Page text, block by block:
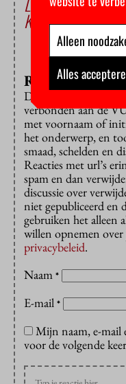
Kamernood raakt
Reageren?
Dat is alleen mogelijk
verbonden aan de
met voornaam of
het onderwerp, en
smaad, schelden en
Reacties met url’s
spam en dan
discussie over
niet gepubliceerd en
gebruiken het alleen
willen opnemen over
privacybeleid.
Naam *
E-mail *
Mijn naam, e-mail
voor de volgende
Alleen
Alles